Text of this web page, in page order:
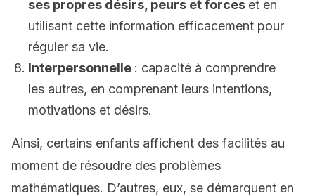
ses propres désirs, peurs et forces et en
utilisant cette information efficacement pour
réguler sa vie.
Interpersonnelle : capacité à comprendre
les autres, en comprenant leurs intentions,
motivations et désirs.
Ainsi, certains enfants affichent des facilités au
moment de résoudre des problèmes
mathématiques. D’autres, eux, se démarquent en